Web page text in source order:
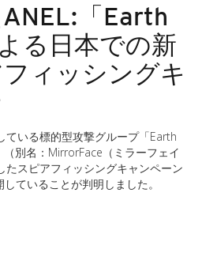
「Earth
る日本での新
ィッシングキ
ている標的型攻撃グループ「Earth
別名：MirrorFace（ミラーフェイ
たスピアフィッシングキャンペーン
ていることが判明しました。